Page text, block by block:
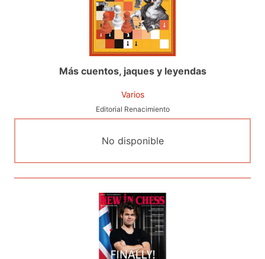
Más cuentos, jaques y leyendas
Varios
Editorial Renacimiento
No disponible